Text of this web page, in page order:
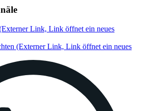
Link, Link öffnet ein neues
(Externer Link, Link öffnet ein neues